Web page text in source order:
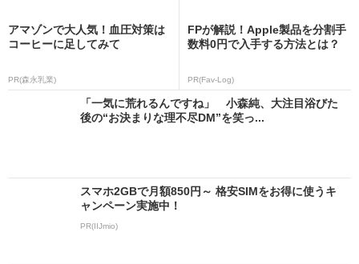
アマゾンで大人気！血圧対策は
コーヒーに足してみて
PR(森永乳業)
FPが解説！Apple製品を分割手
数料0円で入手する方法とは？
PR(Fav-Log)
「一気に荒れるんですね」 小森純、大注目浴びた
後の“お決まりな理不尽DM”を笑っ...
スマホ2GBで月額850円～ 格安SIMをお得に使うキ
ャンペーン実施中！
PR(IIJmio)